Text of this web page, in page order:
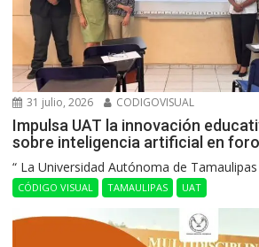
31 julio, 2026 CODIGOVISUAL
Impulsa UAT la innovación
sobre inteligencia artificial en
“ La Universidad Autónoma de
CÓDIGO VISUAL TAMAULIPAS UAT